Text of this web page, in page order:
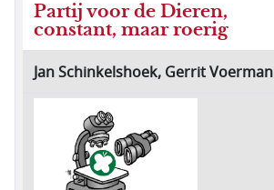
Partij voor de Dieren,
constant, maar roerig
Jan Schinkelshoek, Gerrit Voerman